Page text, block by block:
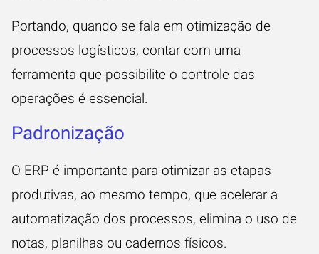
Portando, quando se fala em otimização de
processos logísticos, contar com uma
ferramenta que possibilite o controle das
operações é essencial.
Padronização
O ERP é importante para otimizar as etapas
produtivas, ao mesmo tempo, que acelerar a
automatização dos processos, elimina o uso de
notas, planilhas ou cadernos físicos.